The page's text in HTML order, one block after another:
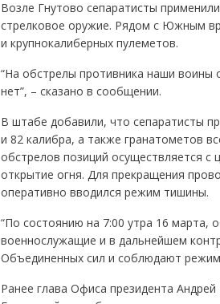
Возле Гнутово сепаратисты
стрелковое оружие. Рядом с Южным
и крупнокалиберных пулеметов.
“На обстрелы противника наши воины
нет”, – сказано в сообщении.
В штабе добавили, что сепаратисты
и 82 калибра, а также гранатометов
обстрелов позиций осуществляется с
открытие огня. Для прекращения
оперативно вводился режим тишины.
“По состоянию на 7:00 утра 16 марта,
военнослужащие и в дальнейшем
Объединенных сил и соблюдают
Ранее глава Офиса президента